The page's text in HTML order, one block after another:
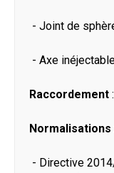
- Joint de
- Axe
Raccordement
Normalisations
- Directive